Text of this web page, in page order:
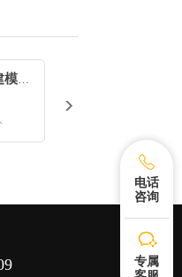
流程图(EPC)建模方法
电话
咨询
专属